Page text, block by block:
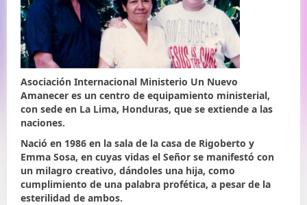
Asociación Internacional Ministerio Un Nuevo
Amanecer es un centro de equipamiento ministerial,
con sede en La Lima, Honduras, que se extiende a las
naciones.
Nació en 1986 en la sala de la casa de Rigoberto y
Emma Sosa, en cuyas vidas el Señor se manifestó con
un milagro creativo, dándoles una hija, como
cumplimiento de una palabra profética, a pesar de la
esterilidad de ambos.